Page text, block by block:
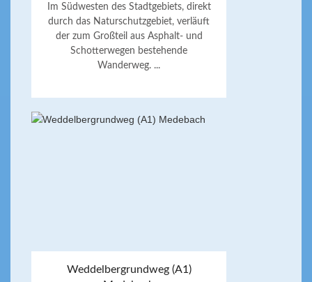
Im Südwesten des Stadtgebiets, direkt
durch das Naturschutzgebiet, verläuft
der zum Großteil aus Asphalt- und
Schotterwegen bestehende
Wanderweg. ...
Weddelbergrundweg (A1)